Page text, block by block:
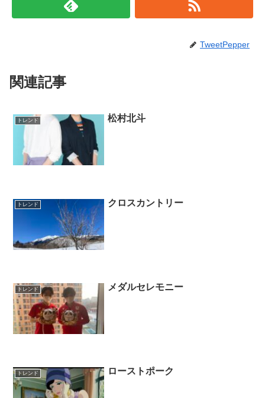
TweetPepper
関連記事
トレンド 松村北斗
トレンド クロスカントリー
トレンド メダルセレモニー
トレンド ローストポーク